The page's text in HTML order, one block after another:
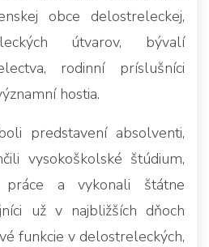
obce delostreleckej,
útvarov, bývalí
rodinní príslušníci
hostia.
predstavení absolventi,
vysokoškolské štúdium,
práce a vykonali štátne
už v najbližších dňoch
funkcie v delostreleckých,